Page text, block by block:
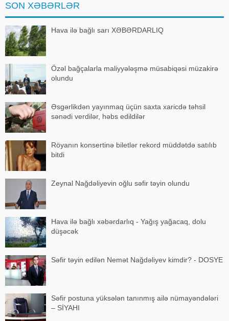
SON XƏBƏRLƏR
Hava ilə bağlı sarı XƏBƏRDARLIQ
Özəl bağçalarla maliyyələşmə müsabiqəsi müzakirə
olundu
Əsgərlikdən yayınmaq üçün saxta xaricdə təhsil
sənədi verdilər, həbs edildilər
Röyanın konsertinə biletlər rekord müddətdə satılıb
bitdi
Zeynal Nağdəliyevin oğlu səfir təyin olundu
Hava ilə bağlı xəbərdarlıq - Yağış yağacaq, dolu
düşəcək
Səfir təyin edilən Nemət Nağdəliyev kimdir? - DOSYE
Səfir postuna yüksələn tanınmış ailə nümayəndələri
– SİYAHI